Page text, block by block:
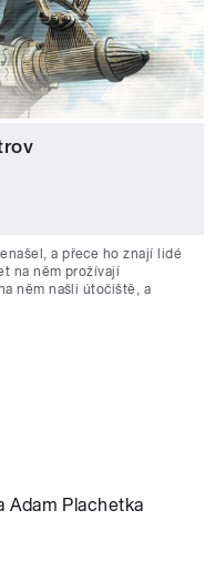
a přece ho znají lidé
na něm prožívají
něm našli útočiště, a
Adam Plachetka